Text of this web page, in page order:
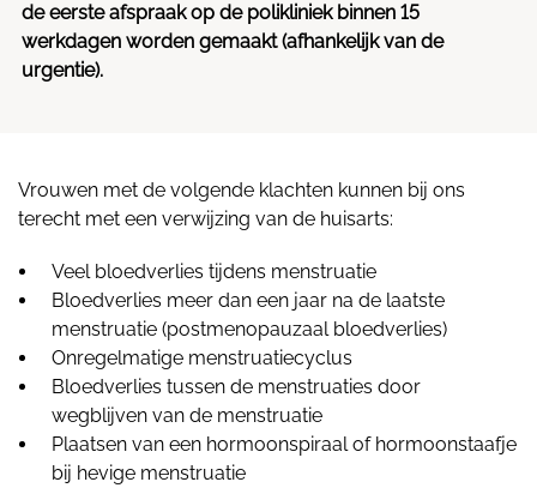
de eerste afspraak op de polikliniek binnen 15
werkdagen worden gemaakt (afhankelijk van de
urgentie).
Vrouwen met de volgende klachten kunnen bij ons
terecht met een verwijzing van de huisarts:
Veel bloedverlies tijdens menstruatie
Bloedverlies meer dan een jaar na de laatste
menstruatie (postmenopauzaal bloedverlies)
Onregelmatige menstruatiecyclus
Bloedverlies tussen de menstruaties door
wegblijven van de menstruatie
Plaatsen van een hormoonspiraal of hormoonstaafje
bij hevige menstruatie